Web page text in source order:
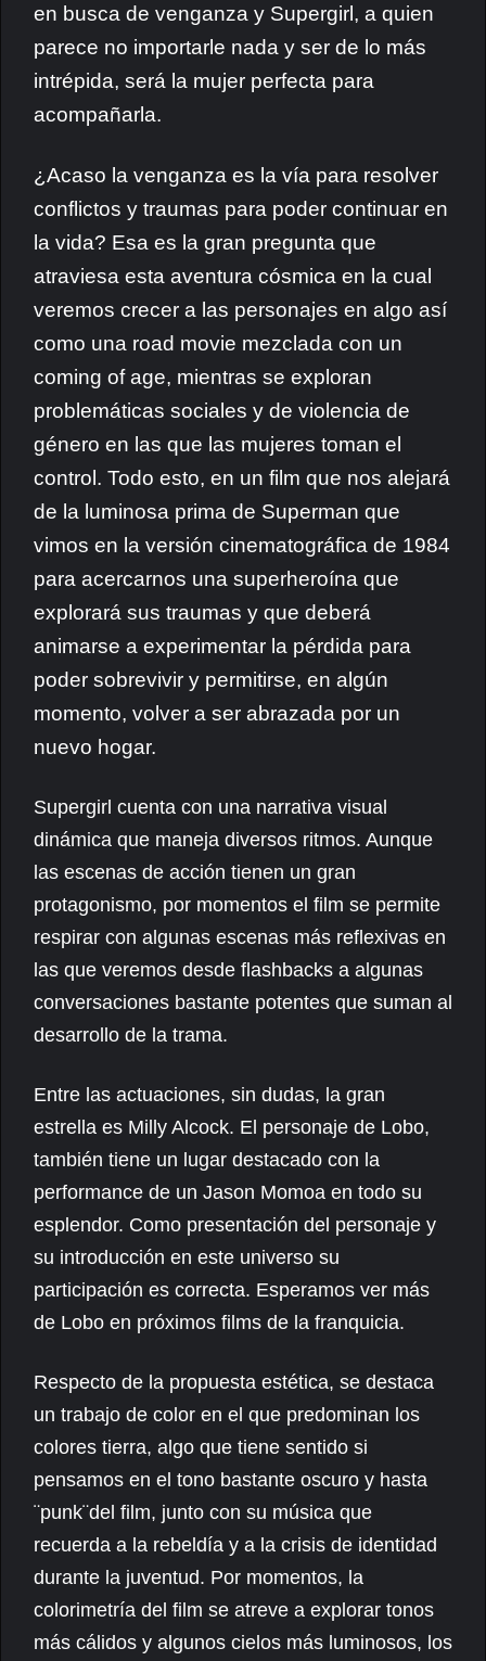
en busca de venganza y Supergirl, a quien
parece no importarle nada y ser de lo más
intrépida, será la mujer perfecta para
acompañarla.
¿Acaso la venganza es la vía para resolver
conflictos y traumas para poder continuar en
la vida? Esa es la gran pregunta que
atraviesa esta aventura cósmica en la cual
veremos crecer a las personajes en algo así
como una road movie mezclada con un
coming of age, mientras se exploran
problemáticas sociales y de violencia de
género en las que las mujeres toman el
control. Todo esto, en un film que nos alejará
de la luminosa prima de Superman que
vimos en la versión cinematográfica de 1984
para acercarnos una superheroína que
explorará sus traumas y que deberá
animarse a experimentar la pérdida para
poder sobrevivir y permitirse, en algún
momento, volver a ser abrazada por un
nuevo hogar.
Supergirl cuenta con una narrativa visual
dinámica que maneja diversos ritmos. Aunque
las escenas de acción tienen un gran
protagonismo, por momentos el film se permite
respirar con algunas escenas más reflexivas en
las que veremos desde flashbacks a algunas
conversaciones bastante potentes que suman al
desarrollo de la trama.
Entre las actuaciones, sin dudas, la gran
estrella es Milly Alcock. El personaje de Lobo,
también tiene un lugar destacado con la
performance de un Jason Momoa en todo su
esplendor. Como presentación del personaje y
su introducción en este universo su
participación es correcta. Esperamos ver más
de Lobo en próximos films de la franquicia.
Respecto de la propuesta estética, se destaca
un trabajo de color en el que predominan los
colores tierra, algo que tiene sentido si
pensamos en el tono bastante oscuro y hasta
¨punk¨del film, junto con su música que
recuerda a la rebeldía y a la crisis de identidad
durante la juventud. Por momentos, la
colorimetría del film se atreve a explorar tonos
más cálidos y algunos cielos más luminosos, los